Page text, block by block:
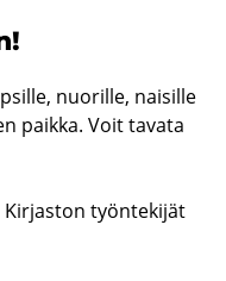
nuo­ril­le, nai­sil­le
paik­ka. Voit ta­va­ta
työn­te­ki­jät